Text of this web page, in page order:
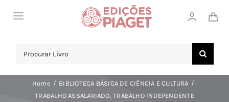
Toggle
NOTICIAS
Search
Home
BIBLIOTECA BÁSICA DE CIÊNCIA E CULTURA
TRABALHO ASSALARIADO, TRABALHO INDEPENDENTE